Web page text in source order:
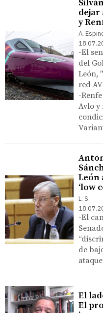
dejar
y
A.
-El
del
León,
red
-
Avlo y
León
‘low
L. S.
-El
de
El
El